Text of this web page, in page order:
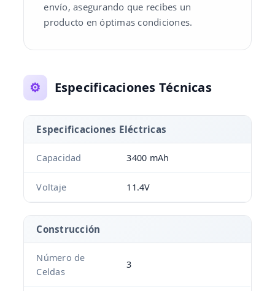
envío, asegurando que recibes un
producto en óptimas condiciones.
⚙️ Especificaciones Técnicas
Especificaciones Eléctricas
Capacidad 3400 mAh
Voltaje 11.4V
Construcción
Número de
Celdas
3